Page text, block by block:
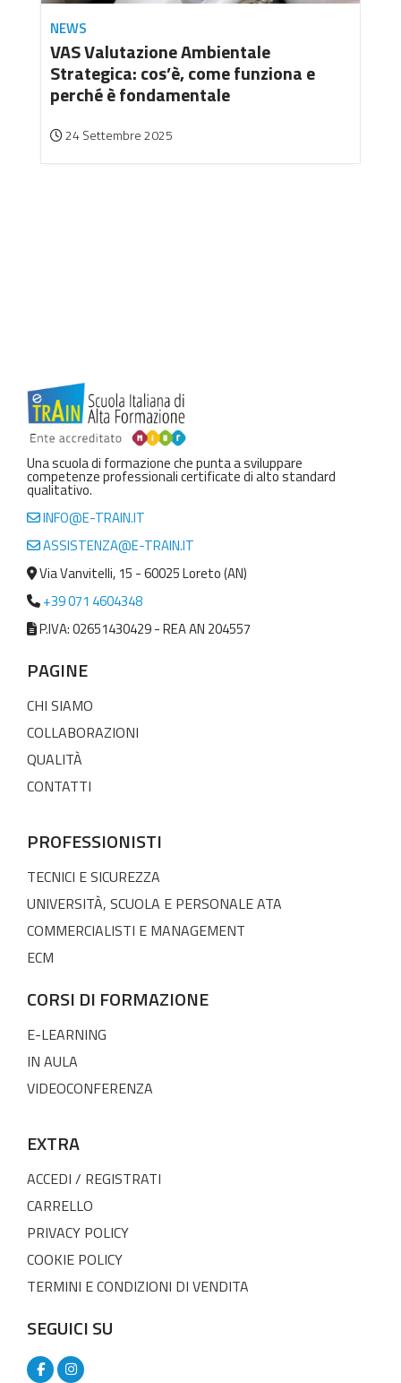
NEWS
VAS Valutazione Ambientale
Strategica: cos’è, come funziona e
perché è fondamentale
24 Settembre 2025
Una scuola di formazione che punta a sviluppare
competenze professionali certificate di alto standard
qualitativo.
INFO@E-TRAIN.IT
ASSISTENZA@E-TRAIN.IT
Via Vanvitelli, 15 - 60025 Loreto (AN)
+39 071 4604348
P.IVA: 02651430429 - REA AN 204557
PAGINE
CHI SIAMO
COLLABORAZIONI
QUALITÀ
CONTATTI
PROFESSIONISTI
TECNICI E SICUREZZA
UNIVERSITÀ, SCUOLA E PERSONALE ATA
COMMERCIALISTI E MANAGEMENT
ECM
CORSI DI FORMAZIONE
E-LEARNING
IN AULA
VIDEOCONFERENZA
EXTRA
ACCEDI / REGISTRATI
CARRELLO
PRIVACY POLICY
COOKIE POLICY
TERMINI E CONDIZIONI DI VENDITA
SEGUICI SU